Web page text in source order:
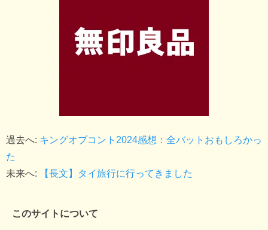
過去へ: キングオブコント2024感想：全バットおもしろかっ
た
未来へ:
【長文】タイ旅行に行ってきました
このサイトについて